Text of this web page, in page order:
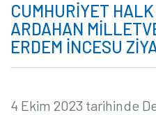
CUMHURIYET
ARDAHAN
ERDEM İNCESU
4 Ekim 2023 tarihinde